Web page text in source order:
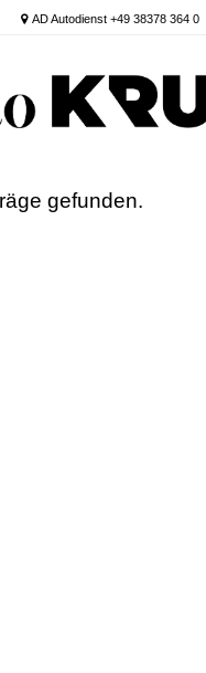
AD Autodienst +49 38378 364 0
gefunden.